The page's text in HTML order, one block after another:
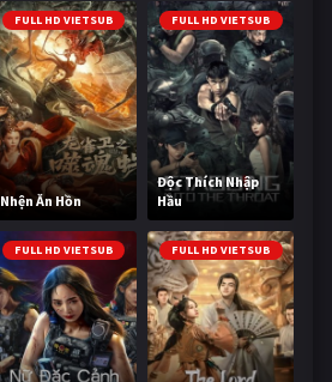
FULL HD VIETSUB
Nhện Ăn Hồn
FULL HD VIETSUB
Độc Thích Nhập
Hầu
FULL HD VIETSUB FULL HD VIETSUB